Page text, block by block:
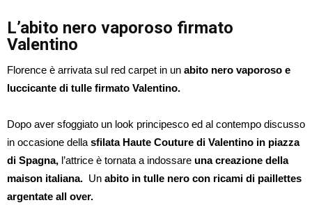
L’abito nero vaporoso firmato
Valentino
Florence è arrivata sul red carpet in un abito nero vaporoso e
luccicante di tulle firmato Valentino.
Dopo aver sfoggiato un look principesco ed al contempo discusso
in occasione della sfilata Haute Couture di Valentino in piazza
di Spagna, l’attrice è tornata a indossare una creazione della
maison italiana. Un abito in tulle nero con ricami di paillettes
argentate all over.